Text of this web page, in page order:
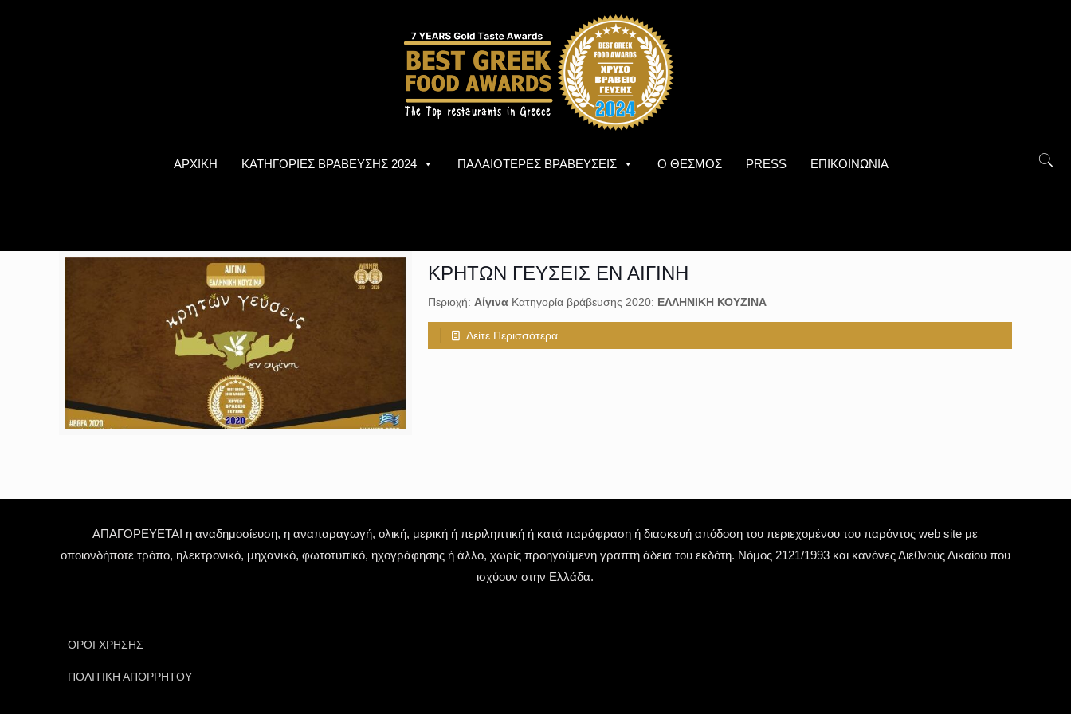
ΑΡΧΙΚΗ ΚΑΤΗΓΟΡΙΕΣ ΒΡΑΒΕΥΣΗΣ 2024 ΠΑΛΑΙΟΤΕΡΕΣ ΒΡΑΒΕΥΣΕΙΣ Ο ΘΕΣΜΟΣ PRESS ΕΠΙΚΟΙΝΩΝΙΑ
ΚΡΗΤΩΝ ΓΕΥΣΕΙΣ ΕΝ ΑΙΓΙΝΗ
Περιοχή: ΑίγιναΚατηγορία βράβευσης 2020: ΕΛΛΗΝΙΚΗ ΚΟΥΖΙΝΑ
Δείτε Περισσότερα
ΑΠΑΓΟΡΕΥΕΤΑΙ η αναδημοσίευση, η αναπαραγωγή, ολική, μερική ή περιληπτική ή κατά παράφραση ή διασκευή απόδοση του περιεχομένου του παρόντος web site με
οποιονδήποτε τρόπο, ηλεκτρονικό, μηχανικό, φωτοτυπικό, ηχογράφησης ή άλλο, χωρίς προηγούμενη γραπτή άδεια του εκδότη. Νόμος 2121/1993 και κανόνες Διεθνούς Δικαίου που
ισχύουν στην Ελλάδα.
ΟΡΟΙ ΧΡΗΣΗΣ
ΠΟΛΙΤΙΚΗ ΑΠΟΡΡΗΤΟΥ